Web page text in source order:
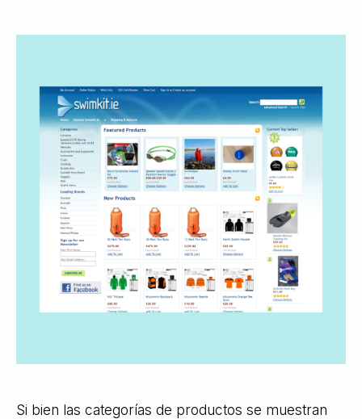
Si bien las categorías de productos se muestran